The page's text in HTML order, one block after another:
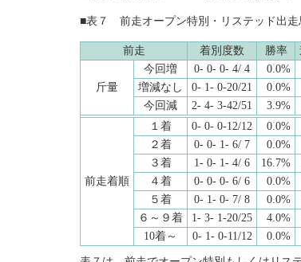
■表７ 前走オープン特別・リステッド出走
前走 着別度数 勝率
斤量
今回増 0- 0- 0- 4/ 4 0.0%
増減なし
0- 1- 0-20/21 0.0%
今回減
2- 4- 3-42/51 3.9%
前走着順
１着 0- 0- 0-12/12 0.0%
２着
0- 0- 1- 6/ 7 0.0%
３着
1- 0- 1- 4/ 6 16.7%
４着
0- 0- 0- 6/ 6 0.0%
５着
0- 1- 0- 7/ 8 0.0%
６～９着
1- 3- 1-20/25 4.0%
10着～
0- 1- 0-11/12 0.0%